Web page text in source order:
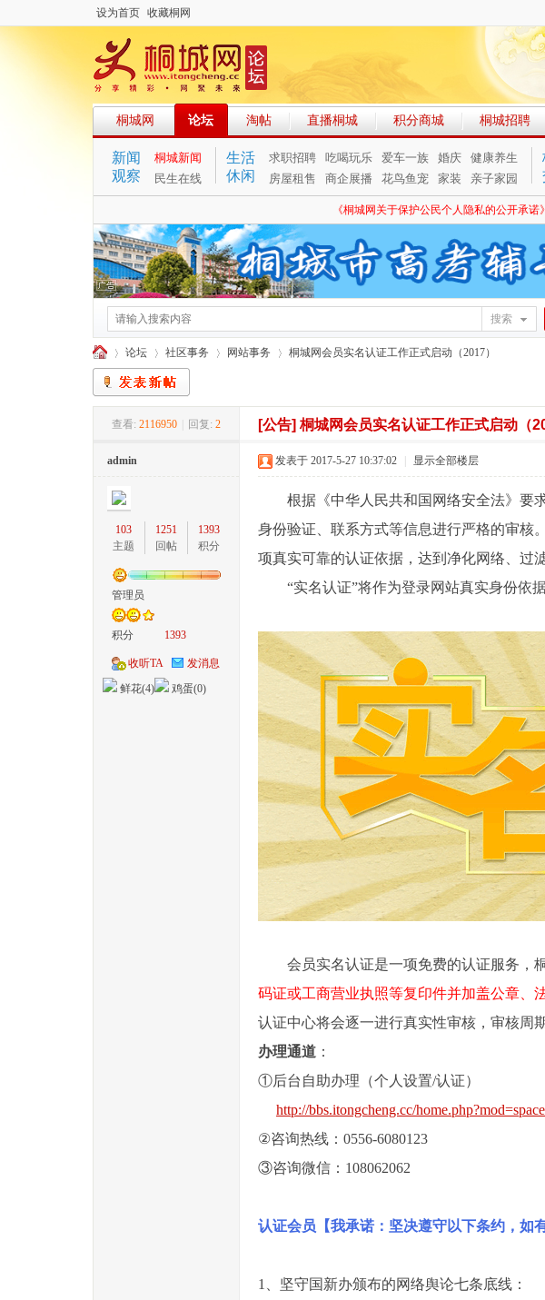
设为首页 收藏桐网
桐城网 论坛 淘帖 直播桐城 积分商城 桐城招聘
新闻
观察
桐城新闻
民生在线
生活
休闲
求职招聘 吃喝玩乐 爱车一族 婚庆
健康养生
房屋租售
商企展播 花鸟鱼宠 家装 亲子家园
《桐城网关于保护公民个人隐私的公开承
搜索
»
论坛
›
社区事务
›
网站事务
›
桐城网会员实名认证工作正式启动（2017）
查看: 2116950 回复: 2 [公告] 桐城网会员实名认证工作正式启动（
admin
103
主题
1251
回帖
1393
积分
管理员
积分 1393
收听TA
发消息
鲜花(4) 鸡蛋(0)
发表于 2017-5-27 10:37:02 显示全部楼层
根据《中华人民共和国网络安全法》要求
身份验证、联系方式等信息进行严格的审核
项真实可靠的认证依据，达到净化网络、过
“实名认证”将作为登录网站真实身份依据
会员实名认证是一项免费的认证服务，桐
码证或工商营业执照等复印件并加盖公章、
认证中心将会逐一进行真实性审核，审核周
办理通道 ：
①后台自助办理（个人设置/认证）
http://bbs.itongcheng.cc/
②咨询热线：0556-6080123
③咨询微信：108062062
认证会员【我承诺：坚决遵守以下条约，如
1、坚守国新办颁布的网络舆论七条底线：